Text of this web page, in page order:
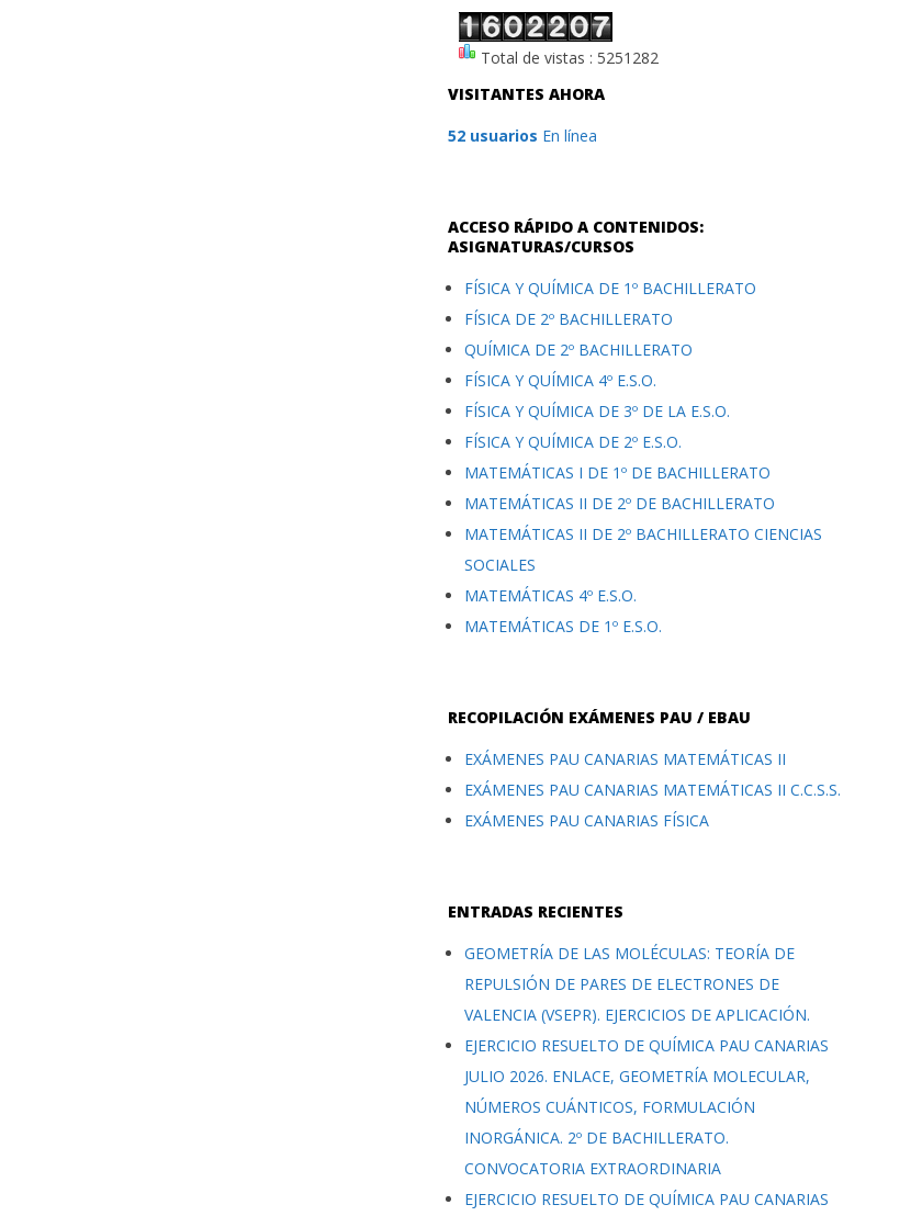
Total de vistas : 5251282
VISITANTES AHORA
52 usuarios En línea
ACCESO RÁPIDO A CONTENIDOS:
ASIGNATURAS/CURSOS
FÍSICA Y QUÍMICA DE 1º BACHILLERATO
FÍSICA DE 2º BACHILLERATO
QUÍMICA DE 2º BACHILLERATO
FÍSICA Y QUÍMICA 4º E.S.O.
FÍSICA Y QUÍMICA DE 3º DE LA E.S.O.
FÍSICA Y QUÍMICA DE 2º E.S.O.
MATEMÁTICAS I DE 1º DE BACHILLERATO
MATEMÁTICAS II DE 2º DE BACHILLERATO
MATEMÁTICAS II DE 2º BACHILLERATO CIENCIAS
SOCIALES
MATEMÁTICAS 4º E.S.O.
MATEMÁTICAS DE 1º E.S.O.
RECOPILACIÓN EXÁMENES PAU / EBAU
EXÁMENES PAU CANARIAS MATEMÁTICAS II
EXÁMENES PAU CANARIAS MATEMÁTICAS II C.C.S.S.
EXÁMENES PAU CANARIAS FÍSICA
ENTRADAS RECIENTES
GEOMETRÍA DE LAS MOLÉCULAS: TEORÍA DE
REPULSIÓN DE PARES DE ELECTRONES DE
VALENCIA (VSEPR). EJERCICIOS DE APLICACIÓN.
EJERCICIO RESUELTO DE QUÍMICA PAU CANARIAS
JULIO 2026. ENLACE, GEOMETRÍA MOLECULAR,
NÚMEROS CUÁNTICOS, FORMULACIÓN
INORGÁNICA. 2º DE BACHILLERATO.
CONVOCATORIA EXTRAORDINARIA
EJERCICIO RESUELTO DE QUÍMICA PAU CANARIAS